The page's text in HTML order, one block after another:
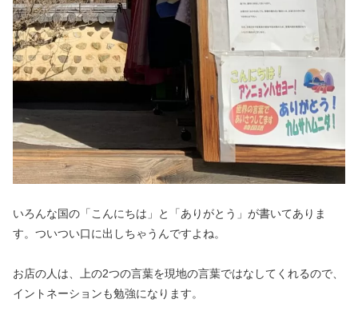
いろんな国の「こんにちは」と「ありがとう」が書いてありま
す。ついつい口に出しちゃうんですよね。
お店の人は、上の2つの言葉を現地の言葉ではなしてくれるので、
イントネーションも勉強になります。